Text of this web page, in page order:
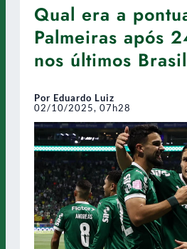
Qual era a
Palmeiras após
nos últimos
Por Eduardo Luiz
02/10/2025, 07h28